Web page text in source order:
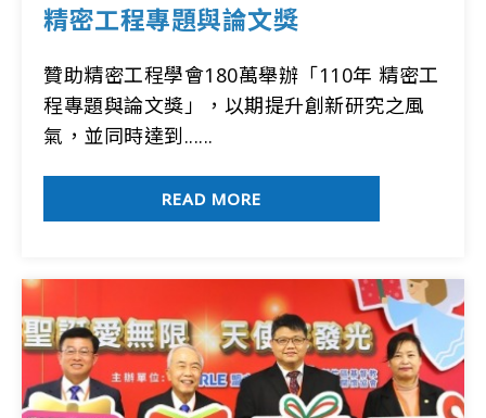
精密工程專題與論文獎
贊助精密工程學會180萬舉辦「110年 精密工
程專題與論文獎」，以期提升創新研究之風
氣，並同時達到......
READ MORE